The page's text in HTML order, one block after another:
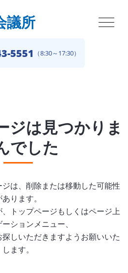
議所
5551 （8:30～17:30）
ジは見つかりま
でした
は、削除または移動した可能性
あります。
トップページもしくはページ上
ションメニュー、
しいただきますようお願いいた
します。